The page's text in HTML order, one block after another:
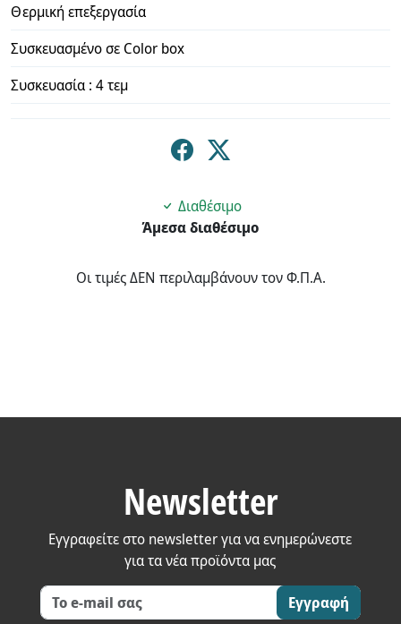
Θερμική επεξεργασία
Συσκευασμένο σε Color box
Συσκευασία : 4 τεμ
Διαθέσιμο
Άμεσα διαθέσιμο
Οι τιμές ΔΕΝ περιλαμβάνουν τον Φ.Π.Α.
Newsletter
Εγγραφείτε στο newsletter για να ενημερώνεστε
για τα νέα προϊόντα μας
Εγγραφή